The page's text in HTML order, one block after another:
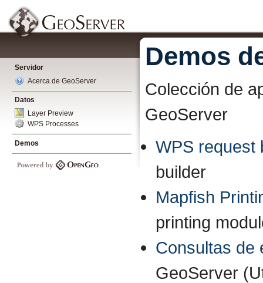
Servidor
Acerca de GeoServer
Datos
Layer Preview
WPS Processes
Demos
Demos
Colección de
GeoServer
WPS request
builder
Mapfish
printing
Consultas de
GeoServer